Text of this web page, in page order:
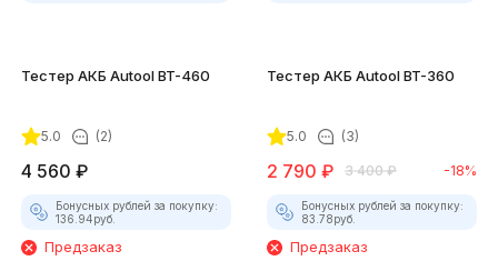
Тестер АКБ Autool BT-460
5.0 (2)
4 560 ₽
Бонусных рублей за покупку:
136.94руб.
Предзаказ
Тестер АКБ Autool BT-360
5.0 (3)
2 790 ₽ 3 400 ₽ -18%
Бонусных рублей за покупку:
83.78руб.
Предзаказ